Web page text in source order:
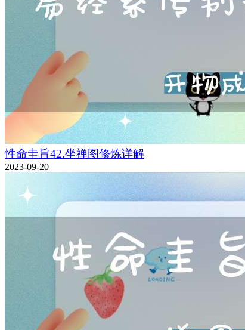
性命圭旨42.坐禅图修炼详解
2023-09-20